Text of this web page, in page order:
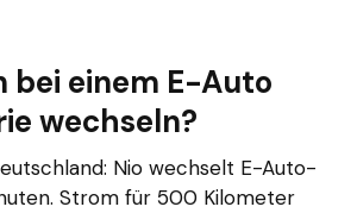
bei einem E-Auto
wechseln?
Nio wechselt E-Auto-
Strom für 500 Kilometer